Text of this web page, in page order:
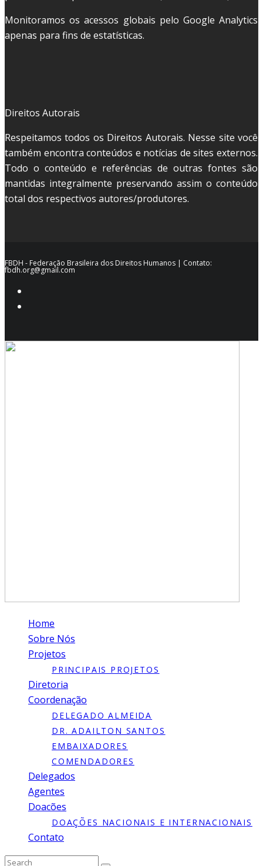
Monitoramos os acessos globais pelo Google Analytics
apenas para fins de estatísticas.
Direitos Autorais
Respeitamos todos os Direitos Autorais. Nesse site você
também encontra conteúdos e notícias de sites externos.
Todo o conteúdo e referências de outras fontes são
mantidas integralmente preservando assim o conteúdo
total dos respectivos autores/produtores.
FBDH - Federação Brasileira dos Direitos Humanos | Contato:
fbdh.org@gmail.com
Home
Sobre Nós
Projetos
PRINCIPAIS PROJETOS
Diretoria
Coordenação
DELEGADO ALMEIDA
DR. ADAILTON SANTOS
EMBAIXADORES
COMENDADORES
Delegados
Agentes
Doacões
DOAÇÕES NACIONAIS E INTERNACIONAIS
Contato